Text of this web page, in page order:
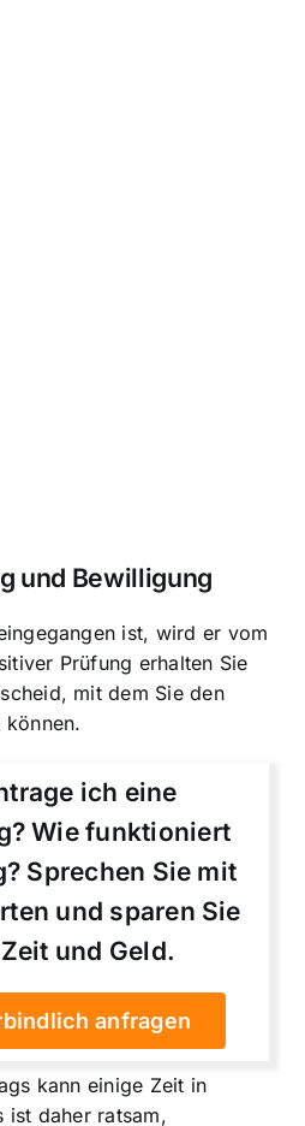
und Bewilligung
ist, wird er vom
Prüfung erhalten Sie
mit dem Sie den
können.
ich eine
Wie funktioniert
Sprechen Sie mit
und sparen Sie
und Geld.
anfragen
kann einige Zeit in
ist daher ratsam,